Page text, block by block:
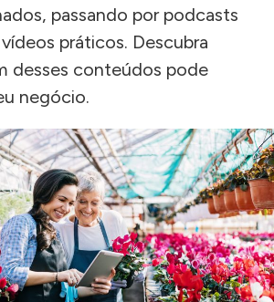
passando por podcasts
práticos. Descubra
desses conteúdos pode
negócio.